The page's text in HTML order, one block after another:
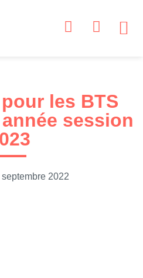
les BTS
année session
septembre 2022